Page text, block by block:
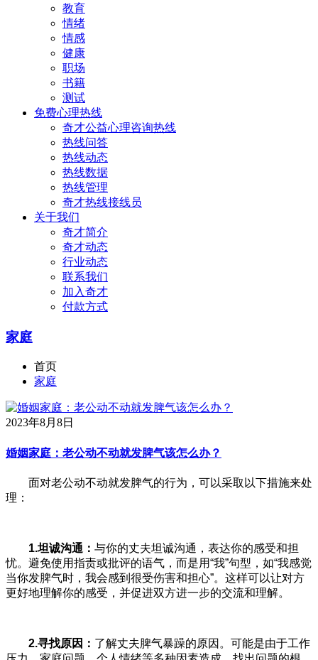
教育
情绪
情感
健康
职场
书籍
测试
免费心理热线
奇才公益心理咨询热线
热线问答
热线动态
热线数据
热线管理
奇才热线接线员
关于我们
奇才简介
奇才动态
行业动态
联系我们
加入奇才
付款方式
家庭
首页
家庭
2023年8月8日
婚姻家庭：老公动不动就发脾气该怎么办？
面对老公动不动就发脾气的行为，可以采取以下措施来处
理：
1.坦诚沟通： 与你的丈夫坦诚沟通，表达你的感受和担
忧。避免使用指责或批评的语气，而是用“我”句型，如“我感觉
当你发脾气时，我会感到很受伤害和担心”。这样可以让对方
更好地理解你的感受，并促进双方进一步的交流和理解。
2.寻找原因： 了解丈夫脾气暴躁的原因。可能是由于工作